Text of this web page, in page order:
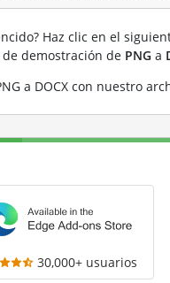
Haz clic en el
demostración de PNG a
a DOCX con nuestro
30,000+ usuarios